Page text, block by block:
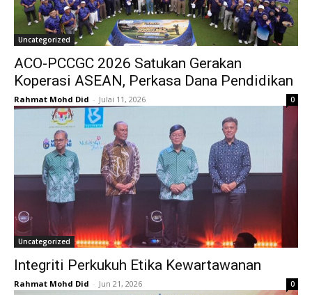
Uncategorized
ACO-PCCGC 2026 Satukan Gerakan
Koperasi ASEAN, Perkasa Dana Pendidikan
Rahmat Mohd Did - Julai 11, 2026 0
Uncategorized
Integriti Perkukuh Etika Kewartawanan
Rahmat Mohd Did - Jun 21, 2026 0